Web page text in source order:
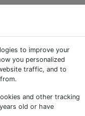
ha
to improve your
you personalized
traffic, and to
and other tracking
old or have